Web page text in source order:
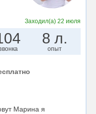
Заходил(а) 22 июля
8 л.
опыт
Марина я